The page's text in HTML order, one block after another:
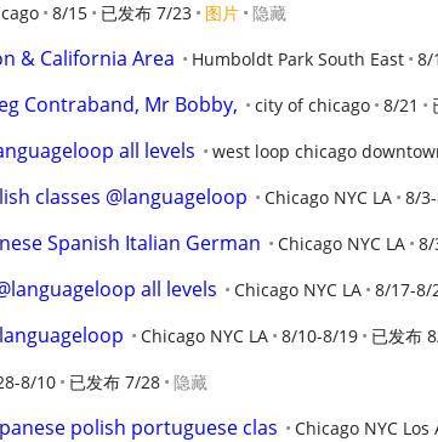
8/15 已发布 7/23 图片 隐藏
& California Area Humboldt Park South East 8/
Contraband, Mr Bobby, city of chicago 8/21
all levels west loop chicago
classes @languageloop Chicago NYC LA 8/
Spanish Italian German Chicago NYC LA 8/
all levels Chicago NYC LA 8/17-8/
Chicago NYC LA 8/10-8/19 已发布
8/10 已发布 7/28 隐藏
polish portuguese clas Chicago NYC Los